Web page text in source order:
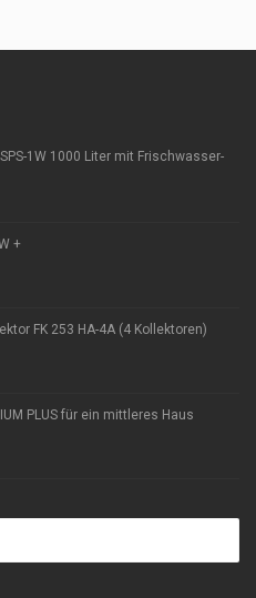
1W 1000 Liter mit Frischwasser-
+
FK 253 HA-4A (4 Kollektoren)
PLUS für ein mittleres Haus